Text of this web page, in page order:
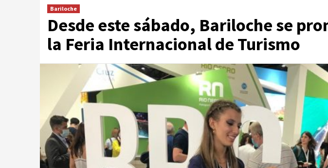
Bariloche
Desde este sábado, Bariloche se
la Feria Internacional de Turismo